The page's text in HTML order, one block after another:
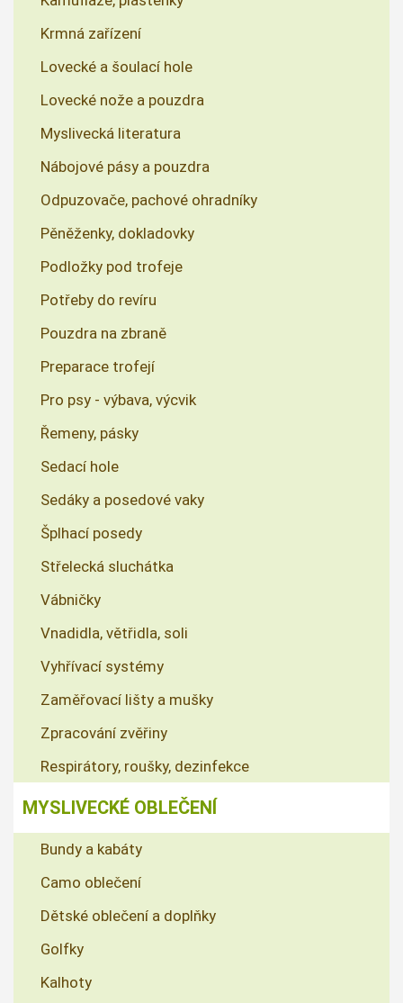
Krmná zařízení
Lovecké a šoulací hole
Lovecké nože a pouzdra
Myslivecká literatura
Nábojové pásy a pouzdra
Odpuzovače, pachové ohradníky
Pěněženky, dokladovky
Podložky pod trofeje
Potřeby do revíru
Pouzdra na zbraně
Preparace trofejí
Pro psy - výbava, výcvik
Řemeny, pásky
Sedací hole
Sedáky a posedové vaky
Šplhací posedy
Střelecká sluchátka
Vábničky
Vnadidla, větřidla, soli
Vyhřívací systémy
Zaměřovací lišty a mušky
Zpracování zvěřiny
Respirátory, roušky, dezinfekce
MYSLIVECKÉ OBLEČENÍ
Bundy a kabáty
Camo oblečení
Dětské oblečení a doplňky
Golfky
Kalhoty